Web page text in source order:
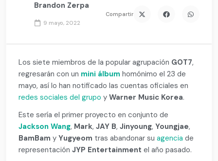
Brandon Zerpa
9 mayo, 2022
Compartir
Los siete miembros de la popular agrupación GOT7,
regresarán con un mini álbum homónimo el 23 de
mayo, así lo han notificado las cuentas oficiales en
redes sociales del grupo yWarner Music Korea.
Este sería el primer proyecto en conjunto de
Jackson Wang, Mark,JAY B,Jinyoung,Youngjae,
BamBam yYugyeom tras abandonar suagencia de
representaciónJYP Entertainment el año pasado.